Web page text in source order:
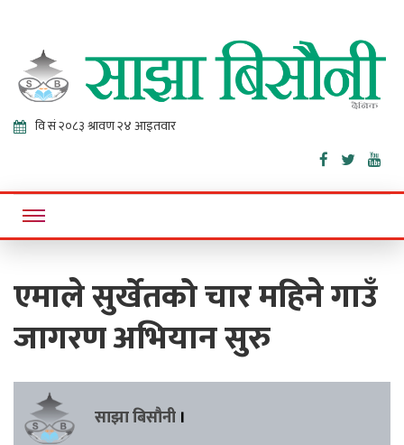
Sajha
Bisaunee
Online News Portal
एमाले सुर्खेतको चार महिने गाउँ
जागरण अभियान सुरु
साझा बिसौनी ।